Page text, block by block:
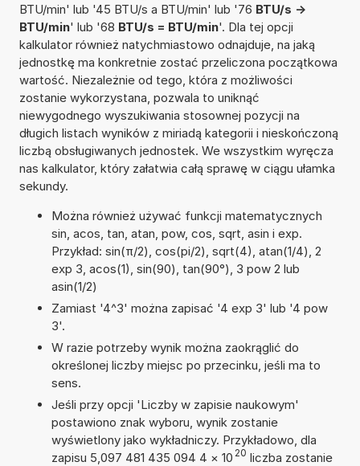
BTU/min' lub '45 BTU/s a BTU/min' lub '76 BTU/s ->
BTU/min' lub '68 BTU/s = BTU/min'. Dla tej opcji
kalkulator również natychmiastowo odnajduje, na jaką
jednostkę ma konkretnie zostać przeliczona początkowa
wartość. Niezależnie od tego, która z możliwości
zostanie wykorzystana, pozwala to uniknąć
niewygodnego wyszukiwania stosownej pozycji na
długich listach wyników z miriadą kategorii i nieskończoną
liczbą obsługiwanych jednostek. We wszystkim wyręcza
nas kalkulator, który załatwia całą sprawę w ciągu ułamka
sekundy.
Można również używać funkcji matematycznych
sin, acos, tan, atan, pow, cos, sqrt, asin i exp.
Przykład: sin(π/2), cos(pi/2), sqrt(4), atan(1/4), 2
exp 3, acos(1), sin(90), tan(90°), 3 pow 2 lub
asin(1/2)
Zamiast '4^3' można zapisać '4 exp 3' lub '4 pow
3'.
W razie potrzeby wynik można zaokrąglić do
określonej liczby miejsc po przecinku, jeśli ma to
sens.
Jeśli przy opcji 'Liczby w zapisie naukowym'
postawiono znak wyboru, wynik zostanie
wyświetlony jako wykładniczy. Przykładowo, dla
zapisu 5,097 481 435 094 4 × 10 20 liczba zostanie